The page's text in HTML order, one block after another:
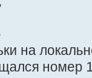
на
номер